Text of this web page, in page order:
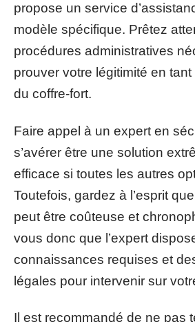
propose un service
modèle spécifique. Prêtez
procédures administratives
prouver votre légitimité en
du coffre-fort.
Faire appel à un expert en
s’avérer être une solution
efficace si toutes les autres
Toutefois, gardez à l’esprit
peut être coûteuse et
vous donc que l’expert
connaissances requises et
légales pour intervenir sur
Il est recommandé de ne pas